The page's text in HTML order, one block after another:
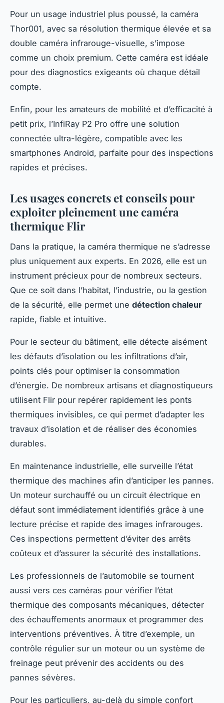
Pour un usage industriel plus poussé, la caméra
Thor001, avec sa résolution thermique élevée et sa
double caméra infrarouge-visuelle, s’impose
comme un choix premium. Cette caméra est idéale
pour des diagnostics exigeants où chaque détail
compte.
Enfin, pour les amateurs de mobilité et d’efficacité à
petit prix, l’InfiRay P2 Pro offre une solution
connectée ultra-légère, compatible avec les
smartphones Android, parfaite pour des inspections
rapides et précises.
Les usages concrets et conseils pour
exploiter pleinement une caméra
thermique Flir
Dans la pratique, la caméra thermique ne s’adresse
plus uniquement aux experts. En 2026, elle est un
instrument précieux pour de nombreux secteurs.
Que ce soit dans l’habitat, l’industrie, ou la gestion
de la sécurité, elle permet une détection chaleur
rapide, fiable et intuitive.
Pour le secteur du bâtiment, elle détecte aisément
les défauts d’isolation ou les infiltrations d’air,
points clés pour optimiser la consommation
d’énergie. De nombreux artisans et diagnostiqueurs
utilisent Flir pour repérer rapidement les ponts
thermiques invisibles, ce qui permet d’adapter les
travaux d’isolation et de réaliser des économies
durables.
En maintenance industrielle, elle surveille l’état
thermique des machines afin d’anticiper les pannes.
Un moteur surchauffé ou un circuit électrique en
défaut sont immédiatement identifiés grâce à une
lecture précise et rapide des images infrarouges.
Ces inspections permettent d’éviter des arrêts
coûteux et d’assurer la sécurité des installations.
Les professionnels de l’automobile se tournent
aussi vers ces caméras pour vérifier l’état
thermique des composants mécaniques, détecter
des échauffements anormaux et programmer des
interventions préventives. À titre d’exemple, un
contrôle régulier sur un moteur ou un système de
freinage peut prévenir des accidents ou des
pannes sévères.
Pour les particuliers, au-delà du simple confort